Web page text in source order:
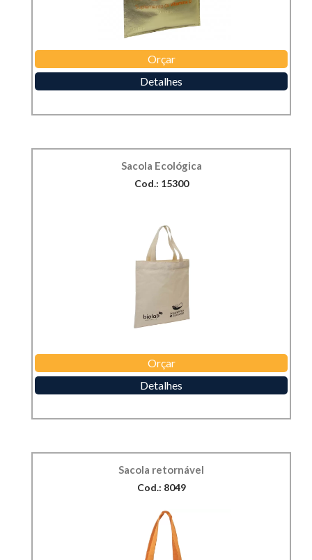
Orçar
Detalhes
Sacola Ecológica
Cod.: 15300
Orçar
Detalhes
Sacola retornável
Cod.: 8049